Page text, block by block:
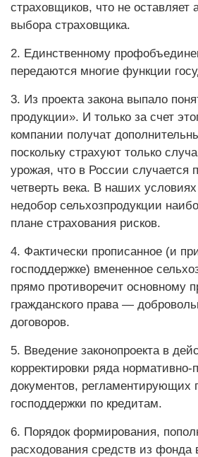
страховщиков, что не оставляет
выбора страховщика.
2. Единственному
передаются многие функции
3. Из проекта закона выпало
продукции». И только за счет
компании получат
поскольку страхуют только
урожая, что в России случается
четверть века. В наших
недобор сельхозпродукции
плане страхования рисков.
4. Фактически прописанное (и
господдержке) вмененное
прямо противоречит основному
гражданского права —
договоров.
5. Введение законопроекта в
корректировки ряда нормативно-
документов, регламентирующих
господдержки по кредитам.
6. Порядок формирования,
расходования средств из фонда